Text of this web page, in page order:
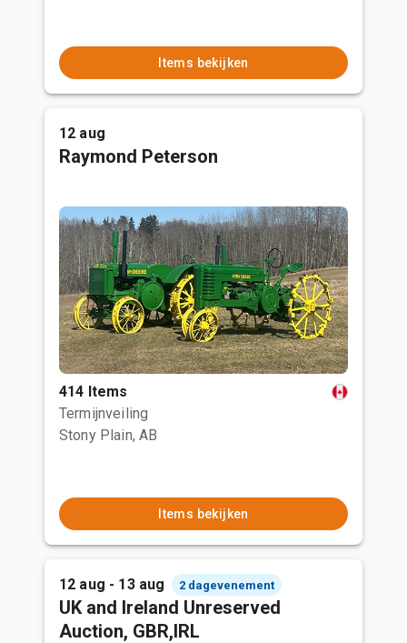
Items bekijken
12 aug
Raymond Peterson
414 Items
Termijnveiling
Stony Plain, AB
Items bekijken
12 aug - 13 aug 2 dagevenement
UK and Ireland Unreserved
Auction, GBR,IRL